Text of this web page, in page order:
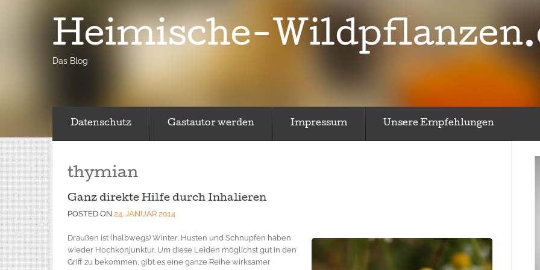
Heimische-
Das Blog
Datenschutz Gastautor werden Impressum Unsere Empfehlungen
thymian
Ganz direkte Hilfe durch Inhalieren
POSTED ON 24. JANUAR 2014
Draußen ist (halbwegs) Winter, Husten und Schnupfen haben
wieder Hochkonjunktur. Um diese Leiden möglichst gut in den
Griff zu bekommen, gibt es eine ganze Reihe wirksamer